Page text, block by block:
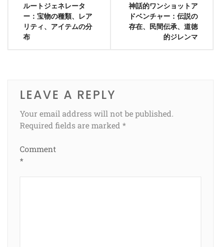
navigation
ルートジェネレータ
ー：宝物の種類、レア
リティ、アイテムの分
布
神話的ワンショットア
ドベンチャー：伝説の
存在、民間伝承、道徳
的ジレンマ
LEAVE A REPLY
Your email address will not be published.
Required fields are marked *
Comment
*